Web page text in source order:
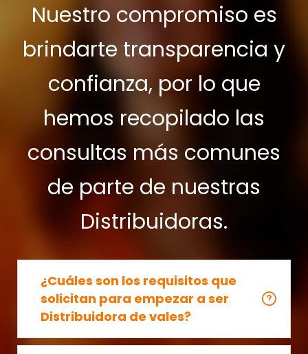
Nuestro compromiso es
brindarte transparencia y
confianza, por lo que
hemos recopilado las
consultas más comunes
de parte de nuestras
Distribuidoras.
¿Cuáles son los requisitos que
solicitan para empezar a ser
Distribuidora de vales?